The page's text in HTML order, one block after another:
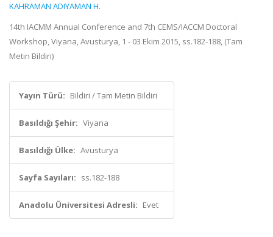
KAHRAMAN ADIYAMAN H.
14th IACMM Annual Conference and 7th CEMS/IACCM Doctoral
Workshop, Viyana, Avusturya, 1 - 03 Ekim 2015, ss.182-188, (Tam
Metin Bildiri)
Yayın Türü: Bildiri / Tam Metin Bildiri
Basıldığı Şehir: Viyana
Basıldığı Ülke: Avusturya
Sayfa Sayıları: ss.182-188
Anadolu Üniversitesi Adresli: Evet